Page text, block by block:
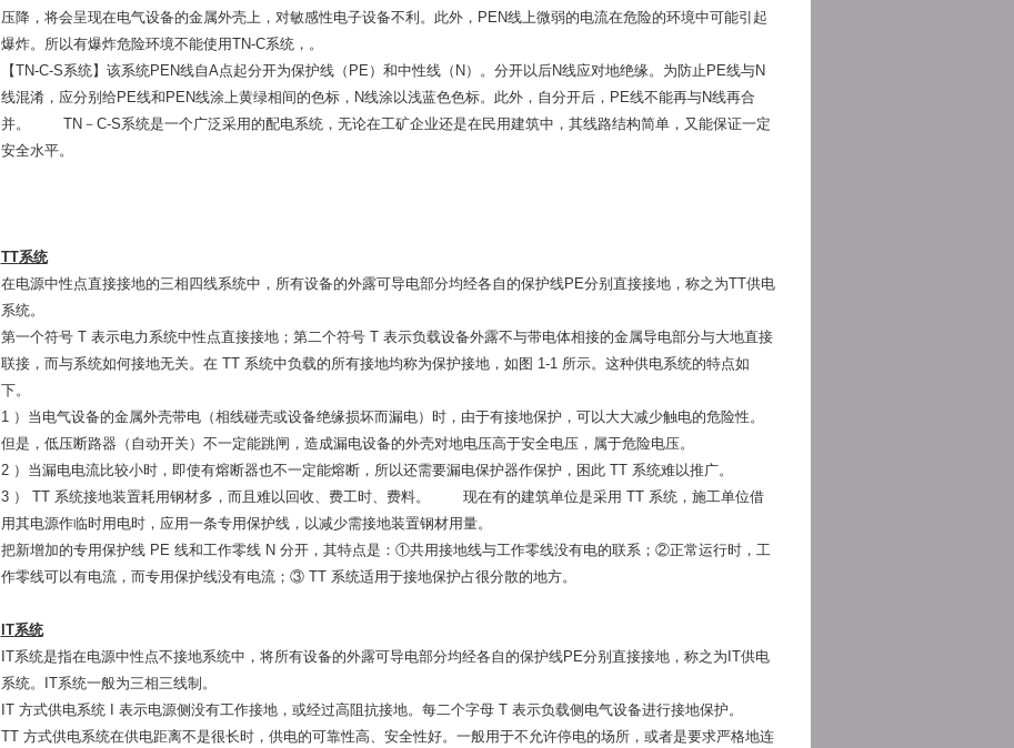
压降，将会呈现在电气设备的金属外壳上，对敏感性电子设备不利。此外，PEN线上微弱的电流在危险的环境中可能引起
爆炸。所以有爆炸危险环境不能使用TN-C系统，。
【TN-C-S系统】该系统PEN线自A点起分开为保护线（PE）和中性线（N）。分开以后N线应对地绝缘。为防止PE线与N
线混淆，应分别给PE线和PEN线涂上黄绿相间的色标，N线涂以浅蓝色色标。此外，自分开后，PE线不能再与N线再合
并。 TN－C-S系统是一个广泛采用的配电系统，无论在工矿企业还是在民用建筑中，其线路结构简单，又能保证一定
安全水平。
TT系统
在电源中性点直接接地的三相四线系统中，所有设备的外露可导电部分均经各自的保护线PE分别直接接地，称之为TT供电
系统。
第一个符号 T 表示电力系统中性点直接接地；第二个符号 T 表示负载设备外露不与带电体相接的金属导电部分与大地直接
联接，而与系统如何接地无关。在 TT 系统中负载的所有接地均称为保护接地，如图 1-1 所示。这种供电系统的特点如
下。
1 ）当电气设备的金属外壳带电（相线碰壳或设备绝缘损坏而漏电）时，由于有接地保护，可以大大减少触电的危险性。
但是，低压断路器（自动开关）不一定能跳闸，造成漏电设备的外壳对地电压高于安全电压，属于危险电压。
2 ）当漏电电流比较小时，即使有熔断器也不一定能熔断，所以还需要漏电保护器作保护，困此 TT 系统难以推广。
3 ） TT 系统接地装置耗用钢材多，而且难以回收、费工时、费料。 现在有的建筑单位是采用 TT 系统，施工单位借
用其电源作临时用电时，应用一条专用保护线，以减少需接地装置钢材用量。
把新增加的专用保护线 PE 线和工作零线 N 分开，其特点是：①共用接地线与工作零线没有电的联系；②正常运行时，工
作零线可以有电流，而专用保护线没有电流；③ TT 系统适用于接地保护占很分散的地方。
IT系统
IT系统是指在电源中性点不接地系统中，将所有设备的外露可导电部分均经各自的保护线PE分别直接接地，称之为IT供电
系统。IT系统一般为三相三线制。
IT 方式供电系统 I 表示电源侧没有工作接地，或经过高阻抗接地。每二个字母 T 表示负载侧电气设备进行接地保护。
TT 方式供电系统在供电距离不是很长时，供电的可靠性高、安全性好。一般用于不允许停电的场所，或者是要求严格地连